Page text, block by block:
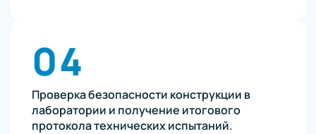
04
Проверка безопасности конструкции в
лаборатории и получение итогового
протокола технических испытаний.